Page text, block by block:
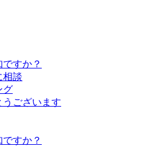
すか？
相談
グ
うございます
すか？